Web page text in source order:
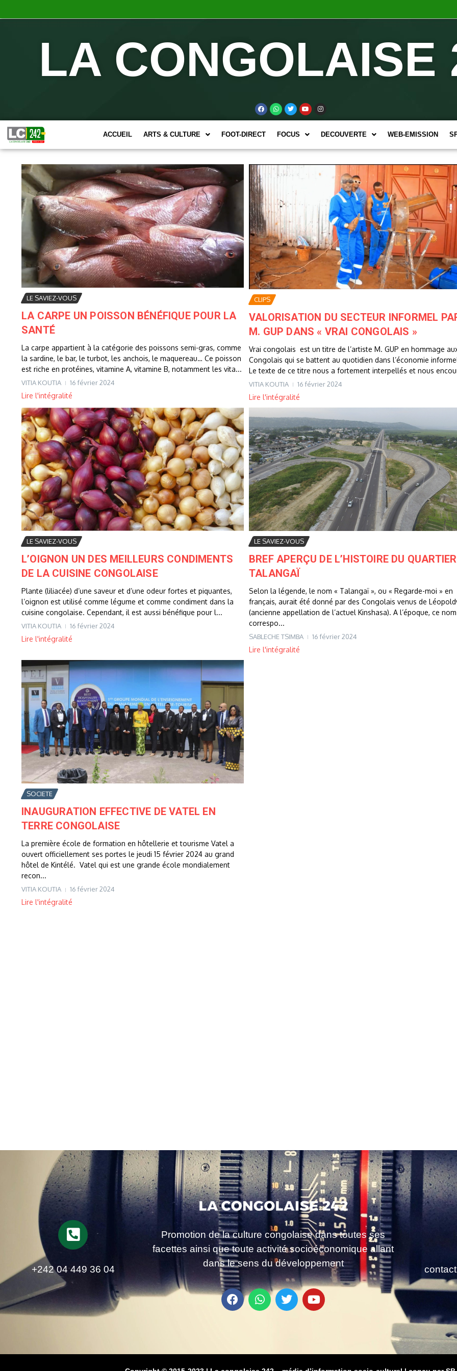
LA
ACCUEIL ARTS & CULTURE FOOT-DIRECT FOCUS DECOUVERTE WEB-EMISSION
LE SAVIEZ-VOUS
LA CARPE UN POISSON BÉNÉFIQUE POUR LA
SANTÉ
La carpe appartient à la catégorie des poissons semi-gras, comme
la sardine, le bar, le turbot, les anchois, le maquereau… Ce poisson
est riche en protéines, vitamine A, vitamine B, notamment les vita...
VITIA KOUTIA 16 février 2024
Lire l'intégralité
CLIPS
VALORISATION DU SECTEUR INFORMEL
M. GUP DANS « VRAI CONGOLAIS »
Vrai congolais est un titre de l’artiste M. GUP en hommage
Congolais qui se battent au quotidien dans l’économie
Le texte de ce titre nous a fortement interpellés et nous
VITIA KOUTIA 16 février 2024
Lire l'intégralité
LE SAVIEZ-VOUS
L’OIGNON UN DES MEILLEURS CONDIMENTS
DE LA CUISINE CONGOLAISE
Plante (liliacée) d’une saveur et d’une odeur fortes et piquantes,
l’oignon est utilisé comme légume et comme condiment dans la
cuisine congolaise. Cependant, il est aussi bénéfique pour l...
VITIA KOUTIA 16 février 2024
Lire l'intégralité
LE SAVIEZ-VOUS
BREF APERÇU DE L’HISTOIRE DU QUARTIER
TALANGAÏ
Selon la légende, le nom « Talangaï », ou « Regarde-moi » en
français, aurait été donné par des Congolais venus de
(ancienne appellation de l’actuel Kinshasa). A l’époque, ce nom
correspo...
SABLECHE TSIMBA 16 février 2024
Lire l'intégralité
SOCIETE
INAUGURATION EFFECTIVE DE VATEL EN
TERRE CONGOLAISE
La première école de formation en hôtellerie et tourisme Vatel a
ouvert officiellement ses portes le jeudi 15 février 2024 au grand
hôtel de Kintélé. Vatel qui est une grande école mondialement
recon...
VITIA KOUTIA 16 février 2024
Lire l'intégralité
+242 04 449 36 04
Promotion de la culture congolaise dans toutes ses
facettes ainsi que toute activité socioéconomique allant
dans le sens du développement